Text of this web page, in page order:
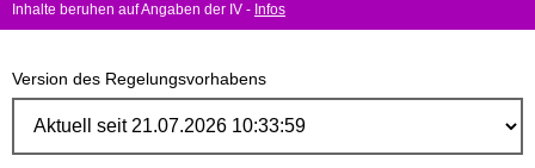
Inhalte beruhen auf Angaben der IV - Infos
Version des Regelungsvorhabens